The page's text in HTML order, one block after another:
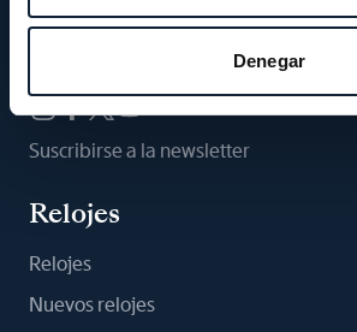
Denegar
Suscribirse a la newsletter
Relojes
Relojes
Nuevos relojes